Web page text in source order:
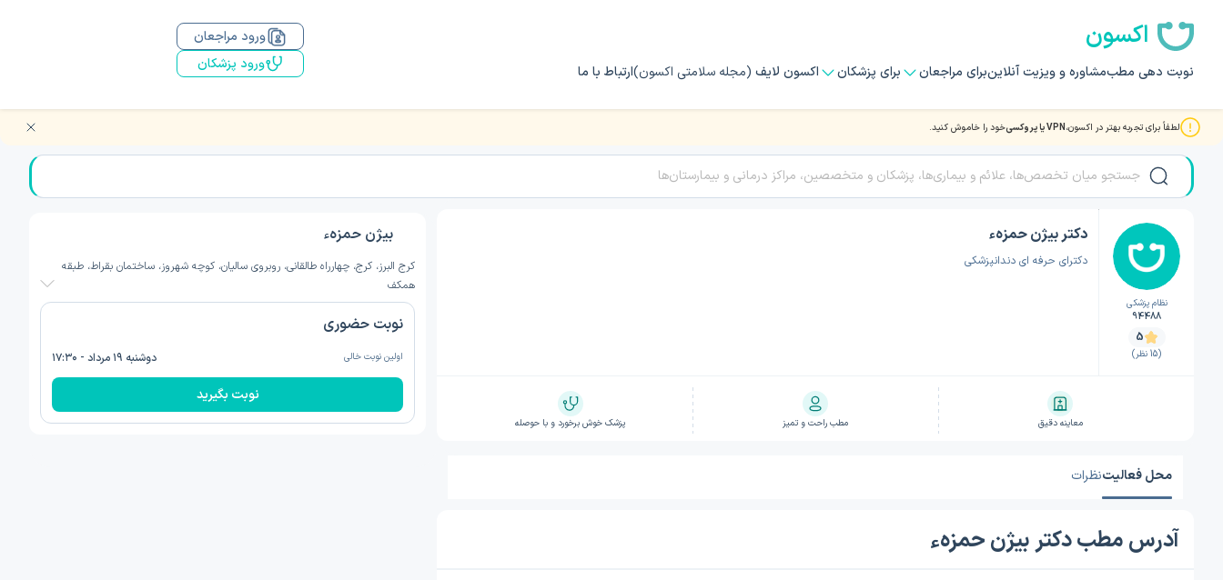
اکسون
نوبت دهی مطبمشاوره و ویزیت آنلاینبرای مراجعان برای پزشکان اکسون لایف (مجله سلامتی اکسون)ارتباط با ما
ورود مراجعان
ورود پزشکان
لطفاً برای تجربه بهتر در اکسون،VPN یا پروکسی خود را خاموش کنید. صفحه اصلی/دکتر دندانپزشکی/دکتر دندانپزشکی کرج/دکتر بیژن حمزهء
نظام پزشکی
94488
5
(15 نظر)
دکتر بیژن حمزهء
دکترای حرفه ای دندانپزشکی
معاینه دقیق مطب راحت و تمیز پزشک خوش برخورد و با حوصله
محل فعالیتنظرات
آدرس مطب دکتر بیژن حمزهء
بیژن حمزهء
کرج البرز، کرج، چهارراه طالقانی، روبروی سالیان، کوچه شهروز، ساختمان بقراط، طبقه
همکف
نوبت حضوری
اولین نوبت خالی دوشنبه ۱۹ مرداد - ۱۷:۳۰
نوبت بگیرید